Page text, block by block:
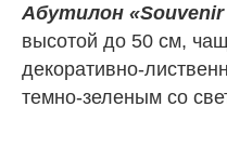
Абутилон «Souvenir
высотой до 50 см,
декоративно-
темно-зеленым со